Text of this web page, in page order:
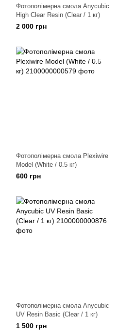
Фотополімерна смола Anycubic
High Clear Resin (Clear / 1 кг)
2 000 грн
Фотополімерна смола Plexiwire
Model (White / 0.5 кг)
600 грн
Фотополімерна смола Anycubic
UV Resin Basic (Clear / 1 кг)
1 500 грн